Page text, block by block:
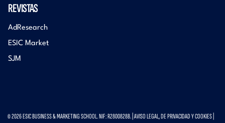
REVISTAS
AdResearch
ESIC Market
SJM
© 2026 ESIC BUSINESS & MARKETING SCHOOL. NIF: R2800828B. | AVISO LEGAL, DE PRIVACIDAD Y COOKIES